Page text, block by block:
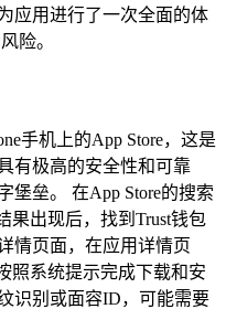
应用进行了一次全面的体
险。
手机上的App Store，这是
有极高的安全性和可靠
堡垒。 在App Store的搜索
果出现后，找到Trust钱包
情页面，在应用详情页
照系统提示完成下载和安
识别或面容ID，可能需要